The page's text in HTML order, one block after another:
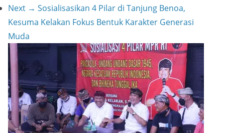
Next → Sosialisasikan 4 Pilar di Tanjung Benoa,
Kesuma Kelakan Fokus Bentuk Karakter Generasi
Muda